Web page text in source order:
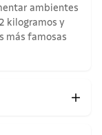
ambientes
kilogramos y
más famosas